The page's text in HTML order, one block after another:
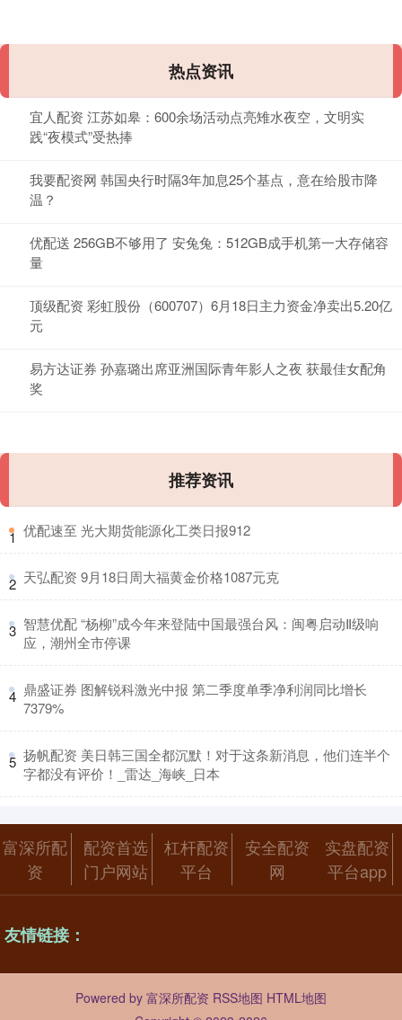
热点资讯
宜人配资 江苏如皋：600余场活动点亮雉水夜空，文明实
践“夜模式”受热捧
我要配资网 韩国央行时隔3年加息25个基点，意在给股市降
温？
优配送 256GB不够用了 安兔兔：512GB成手机第一大存储容
量
顶级配资 彩虹股份（600707）6月18日主力资金净卖出5.20亿
元
易方达证券 孙嘉璐出席亚洲国际青年影人之夜 获最佳女配角
奖
推荐资讯
1 ​优配速至 光大期货能源化工类日报912
2 ​天弘配资 9月18日周大福黄金价格1087元克
3 ​智慧优配 “杨柳”成今年来登陆中国最强台风：闽粤启动Ⅱ级响
应，潮州全市停课
4 ​鼎盛证券 图解锐科激光中报 第二季度单季净利润同比增长
7379%
5 ​扬帆配资 美日韩三国全都沉默！对于这条新消息，他们连半个
字都没有评价！_雷达_海峡_日本
富深所配
资
配资首选
门户网站
杠杆配资
平台
安全配资
网
实盘配资
平台app
友情链接：
Powered by 富深所配资 RSS地图 HTML地图